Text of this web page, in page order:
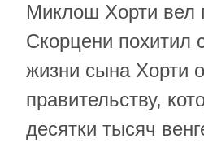
Миклош Хорти вел
Скорцени похитил
жизни сына Хорти
правительству,
десятки тысяч